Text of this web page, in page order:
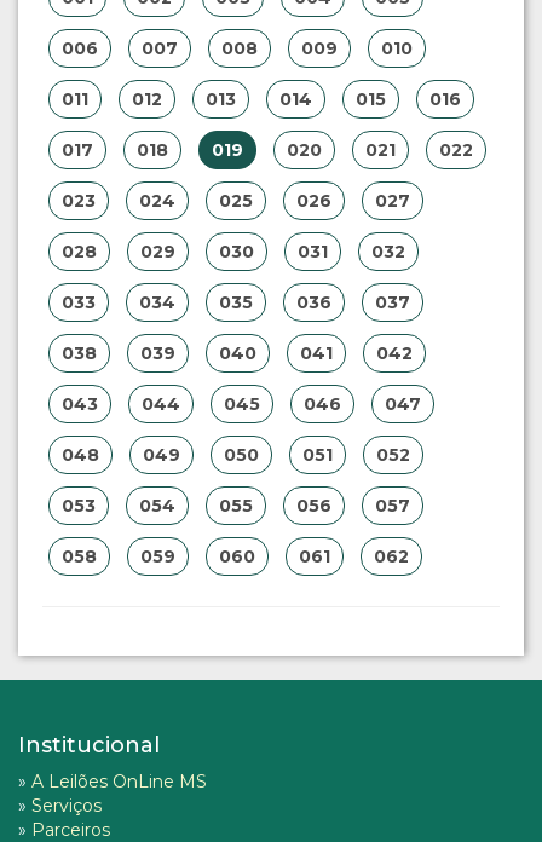
006 007 008 009 010
011 012 013 014 015 016
017 018 019 020 021 022
023 024 025 026 027
028 029 030 031 032
033 034 035 036 037
038 039 040 041 042
043 044 045 046 047
048 049 050 051 052
053 054 055 056 057
058 059 060 061 062
Institucional
» A Leilões OnLine MS
» Serviços
» Parceiros